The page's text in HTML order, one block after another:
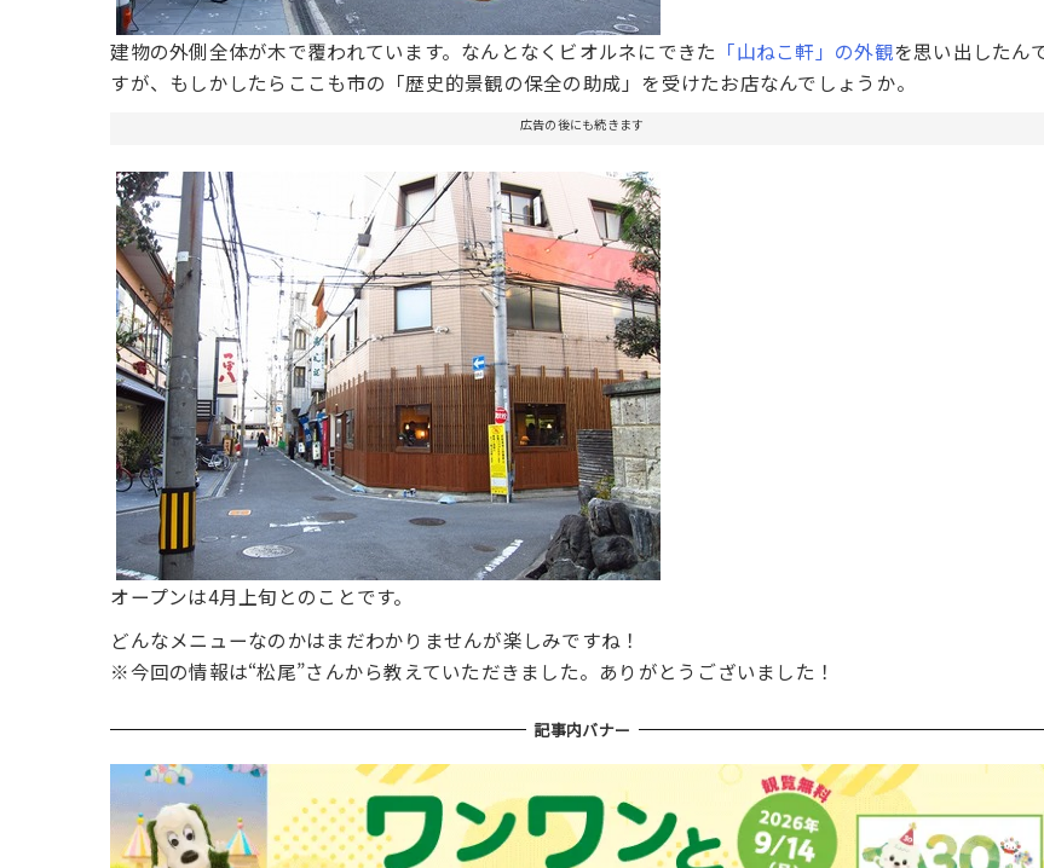
建物の外側全体が木で覆われています。なんとなくビオルネにできた 「山ねこ軒」の外観を思い出したん
すが、もしかしたらここも市の「歴史的景観の保全の助成」を受けたお店なんでしょうか。
広告の後にも続きます
オープンは4月上旬とのことです。
どんなメニューなのかはまだわかりませんが楽しみですね！
※今回の情報は“松尾”さんから教えていただきました。ありがとうございました！
記事内バナー